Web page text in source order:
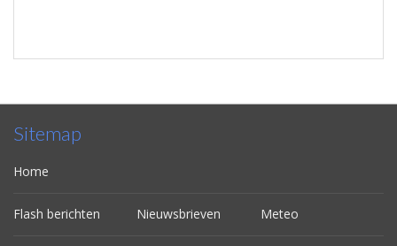
Sitemap
Home
Flash berichten Nieuwsbrieven Meteo